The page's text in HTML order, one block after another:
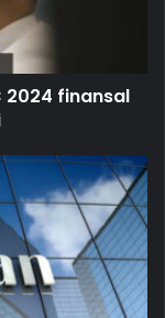
2024 finansal